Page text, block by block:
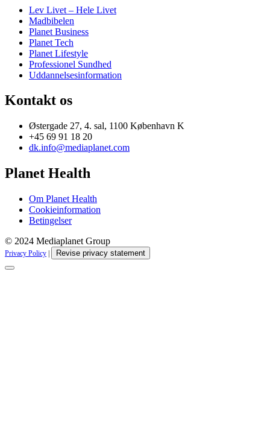
Lev Livet – Hele Livet
Madbibelen
Planet Business
Planet Tech
Planet Lifestyle
Professionel Sundhed
Uddannelsesinformation
Kontakt os
Østergade 27, 4. sal, 1100 København K
+45 69 91 18 20
dk.info@mediaplanet.com
Planet Health
Om Planet Health
Cookieinformation
Betingelser
© 2024 Mediaplanet Group
Privacy Policy Revise privacy statement